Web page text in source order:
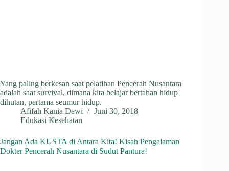
Yang paling berkesan saat pelatihan Pencerah Nusantara
adalah saat survival, dimana kita belajar bertahan hidup
dihutan, pertama seumur hidup.
Afifah Kania Dewi
Juni 30, 2018
Edukasi Kesehatan
Jangan Ada KUSTA di Antara Kita! Kisah Pengalaman
Dokter Pencerah Nusantara di Sudut Pantura!